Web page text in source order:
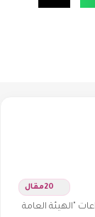
20مقال
"الهيئة العامة